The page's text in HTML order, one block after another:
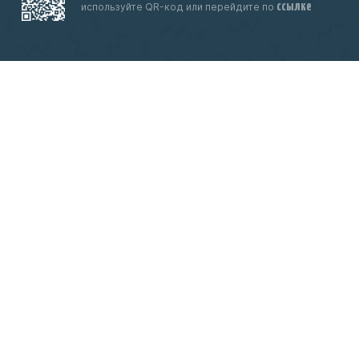
используйте QR-код или перейдите по ссылке